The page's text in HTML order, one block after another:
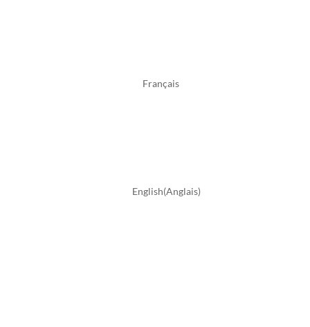
Français
English(Anglais)